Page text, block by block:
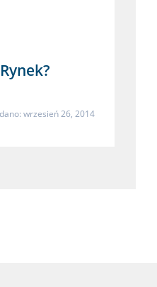
wrzesień 26, 2014